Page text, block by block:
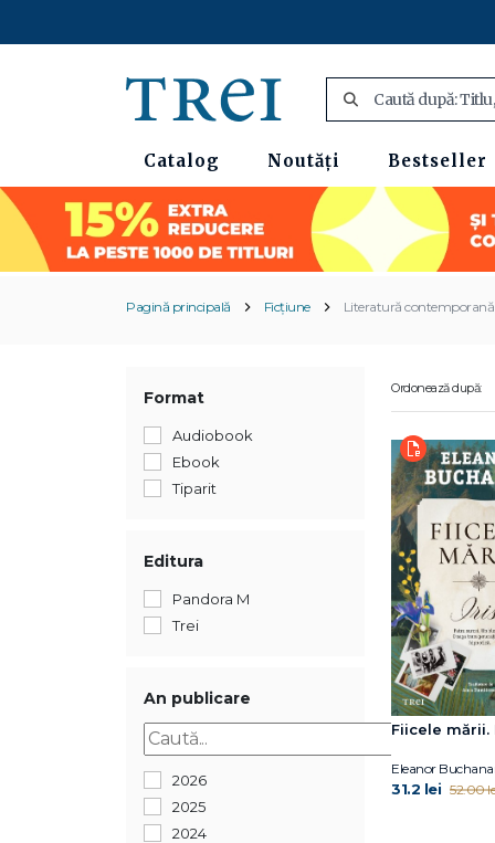
Catalog Noutăți Bestseller
Pagină principală Ficțiune Literatură contemporană
Format
Audiobook
Ebook
Tiparit
Editura
Pandora M
Trei
An publicare
2026
2025
2024
Ordonează după:
Fiicele mării.
Eleanor
31.2 lei 52.00